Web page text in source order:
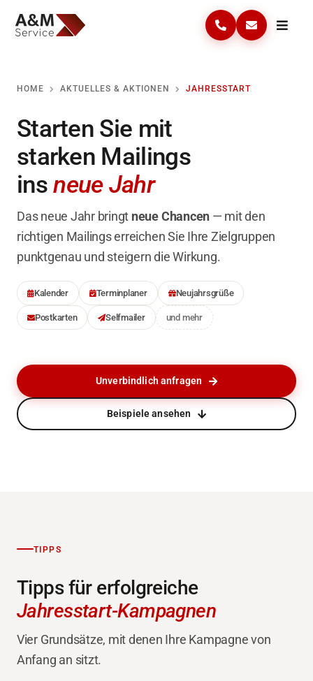
Toggle
Leistungen
Aktuelles & Aktionen
Unternehmen
Vorlagen & Infos
AnrufenKontakt
HOME AKTUELLES & AKTIONEN JAHRESSTART
Starten Sie mit
starken Mailings
insneue Jahr
Das neue Jahr bringt neue Chancen — mit den
richtigen Mailings erreichen Sie Ihre Zielgruppen
punktgenau und steigern die Wirkung.
Kalender Terminplaner Neujahrsgrüße
Postkarten Selfmailer und mehr
Unverbindlich anfragen
Beispiele ansehen
TIPPS
Tipps für erfolgreiche
Jahresstart-Kampagnen
Vier Grundsätze, mit denen Ihre Kampagne von
Anfang an sitzt.